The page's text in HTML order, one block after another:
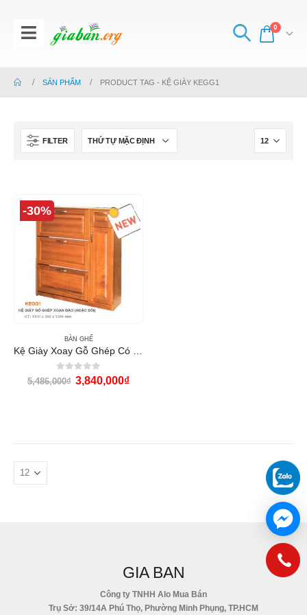
0
SẢN PHẨM PRODUCT TAG - KỆ GIÀY KEGG1
FILTER
-30%
BÀN GHẾ
0out of 5
5,486,000₫ 3,840,000₫
GIA BAN
Công ty TNHH Alo Mua Bán
Trụ Sở: 39/14A Phú Thọ, Phường Minh Phụng, TP.HCM